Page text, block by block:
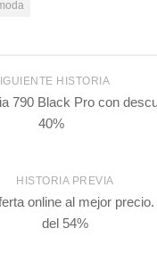
HISTORIA
790 Black Pro con
40%
HISTORIA PREVIA
online al mejor
del 54%